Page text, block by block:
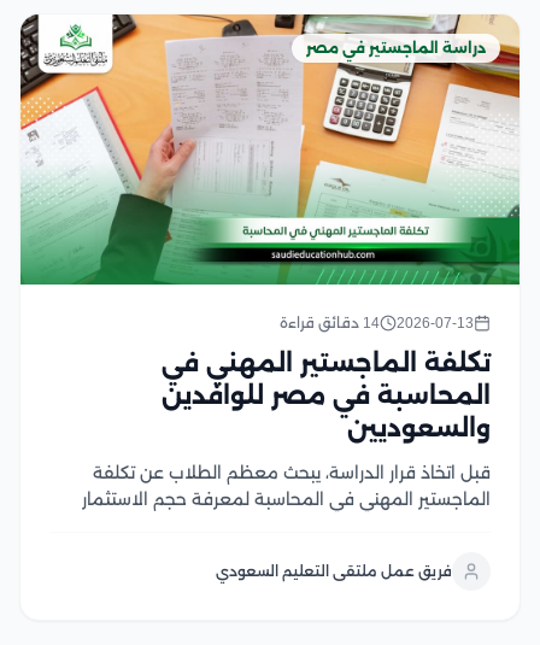
دراسة الماجستير في مصر
2026-07-13 14 دقائق قراءة
تكلفة الماجستير المهني في
المحاسبة في مصر للوافدين
والسعوديين
قبل اتخاذ قرار الدراسة، يبحث معظم الطلاب عن تكلفة
الماجستير المهني في المحاسبة لمعرفة حجم الاستثمار
والوافدين، لما يوفره من تأهيل عملي...
فريق عمل ملتقى التعليم السعودي